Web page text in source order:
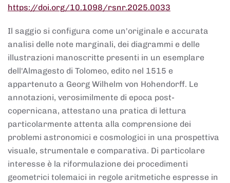
https://doi.org/10.1098/rsnr.2025.0033
Il saggio si configura come un'originale e accurata
analisi delle note marginali, dei diagrammi e delle
illustrazioni manoscritte presenti in un esemplare
dell'Almagesto di Tolomeo, edito nel 1515 e
appartenuto a Georg Wilhelm von Hohendorff. Le
annotazioni, verosimilmente di epoca post-
copernicana, attestano una pratica di lettura
particolarmente attenta alla comprensione dei
problemi astronomici e cosmologici in una prospettiva
visuale, strumentale e comparativa. Di particolare
interesse è la riformulazione dei procedimenti
geometrici tolemaici in regole aritmetiche espresse in